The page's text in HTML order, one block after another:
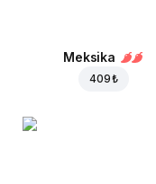
Meksika
409 ₺